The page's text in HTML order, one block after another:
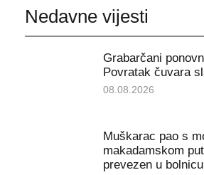
Nedavne vijesti
Grabarčani
Povratak čuvara
08.08.2026
Muškarac pao s
makadamskom
prevezen u bolnicu